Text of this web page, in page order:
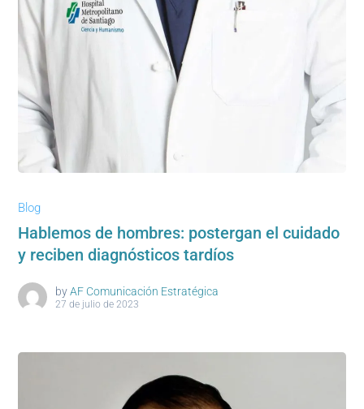
Blog
Hablemos de hombres: postergan el cuidado
y reciben diagnósticos tardíos
by AF Comunicación Estratégica
27 de julio de 2023